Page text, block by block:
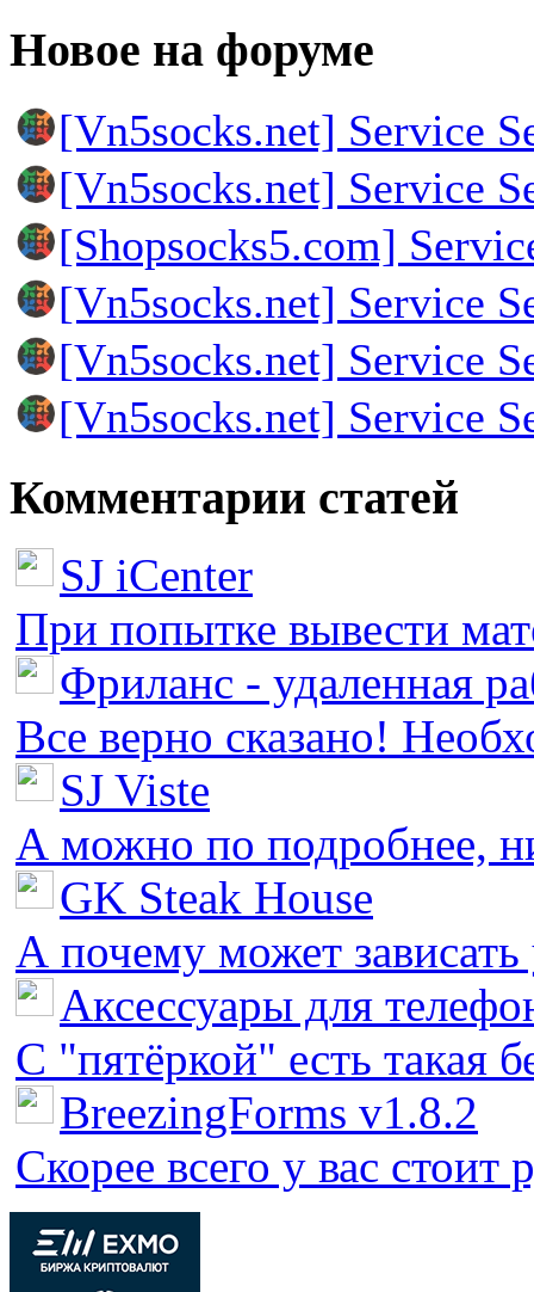
Новое на форуме
[Vn5socks.net] Service
[Vn5socks.net] Service
[Shopsocks5.com]
[Vn5socks.net] Service
[Vn5socks.net] Service
[Vn5socks.net] Service
Комментарии статей
SJ iCenter
При попытке вывести
Фриланс - удаленная
Все верно сказано!
SJ Viste
А можно по подробнее,
GK Steak House
А почему может зависать
Аксессуары для
С "пятёркой" есть такая
BreezingForms v1.8.2
Скорее всего у вас стоит